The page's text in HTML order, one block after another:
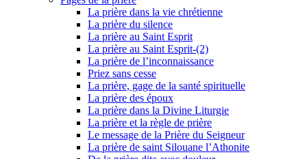
La prière dans la vie chrétienne
La prière du silence
La prière au Saint Esprit
La prière au Saint Esprit-(2)
La prière de l’inconnaissance
Priez sans cesse
La prière, gage de la santé spirituelle
La prière des époux
La prière dans la Divine Liturgie
La prière et la règle de prière
Le message de la Prière du Seigneur
La prière de saint Silouane l’Athonite